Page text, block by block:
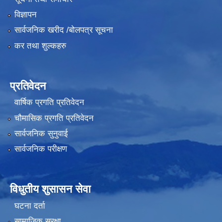
विज्ञापन
सार्वजनिक खरीद /बोलपत्र सूचना
कर तथा शुल्कहरु
प्रतिवेदन
वार्षिक प्रगति प्रतिवेदन
चौमासिक प्रगति प्रतिवेदन
सार्वजनिक सुनुवाई
सार्वजनिक परीक्षण
विधुतीय शुसासन सेवा
घटना दर्ता